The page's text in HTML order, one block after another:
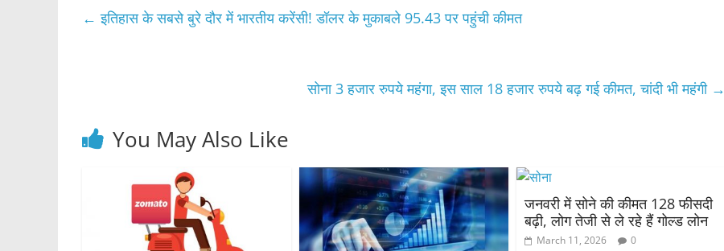
e er s e
← इतिहास के सबसे बुरे दौर में भारतीय करेंसी! डॉलर के मुकाबले 95.43 पर पहुंची कीमत
सोना 3 हजार रुपये महंगा, इस साल 18 हजार रुपये बढ़ गई कीमत, चांदी भी महंगी →
You May Also Like
जनवरी में सोने की कीमत 128 फीसदी
बढ़ी, लोग तेजी से ले रहे हैं गोल्ड लोन
March 11, 2026 0